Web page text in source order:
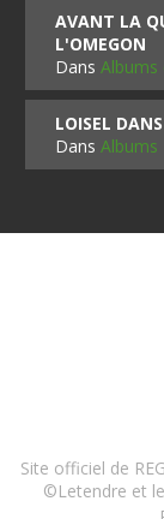
AVANT LA
L'OMEGON
DansAlbums
LOISEL
DansAlbums
Site officiel de
©Letendre et